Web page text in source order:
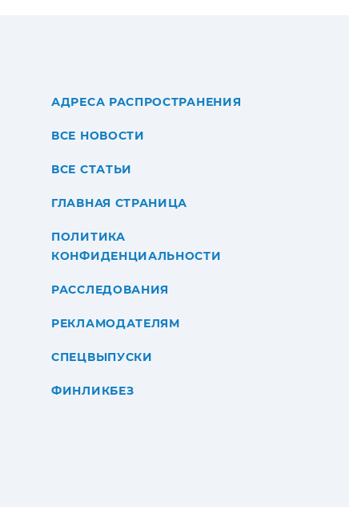
АДРЕСА РАСПРОСТРАНЕНИЯ
ВСЕ НОВОСТИ
ВСЕ СТАТЬИ
ГЛАВНАЯ СТРАНИЦА
ПОЛИТИКА
КОНФИДЕНЦИАЛЬНОСТИ
РАССЛЕДОВАНИЯ
РЕКЛАМОДАТЕЛЯМ
СПЕЦВЫПУСКИ
ФИНЛИКБЕЗ